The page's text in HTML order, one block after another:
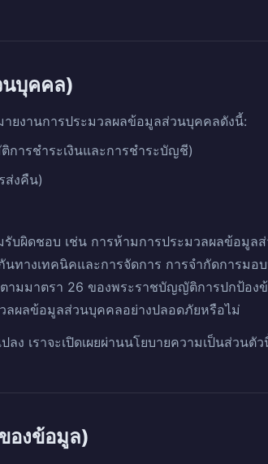
นบุคคล)
ยงานการประมวลผลข้อมูลส่วนบุคคลดังนี้:
การชำระเงินและการชำระบัญชี)
ส่งคืน)
บผิดชอบ เช่น การห้ามการประมวลผลข้อมูล
ทางเทคนิคและการจัดการ การจำกัดการมอ
ามมาตรา 26 ของพระราชบัญญัติการปกป้อ
ลผลข้อมูลส่วนบุคคลอย่างปลอดภัยหรือไม่
เราจะเปิดเผยผ่านนโยบายความเป็นส่วนตั
องข้อมูล)